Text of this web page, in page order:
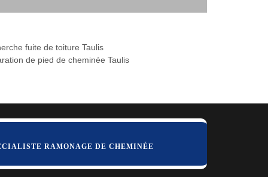
fuite de toiture Taulis
de pied de cheminée Taulis
RAMONAGE DE CHEMINÉE